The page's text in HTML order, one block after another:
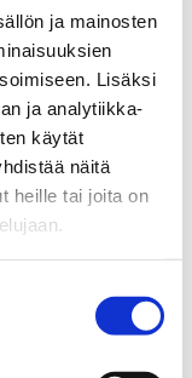
ja mainosten
Lisäksi
ja analytiikka-
käytät
näitä
heille tai joita on
EU